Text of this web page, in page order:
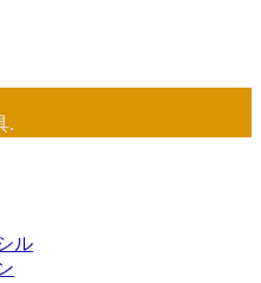
.
ル